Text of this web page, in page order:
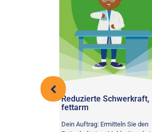
Reduzierte Schwerkraft,
fettarm
Dein Auftrag: Ermitteln Sie den